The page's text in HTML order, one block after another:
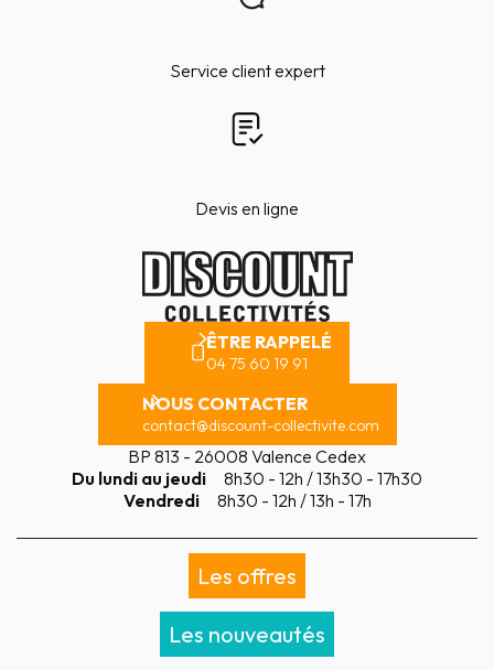
Service client expert
Devis en ligne
ÊTRE RAPPELÉ
04 75 60 19 91
NOUS CONTACTER
contact@discount-collectivite.com
BP 813 - 26008 Valence Cedex
Du lundi au jeudi
8h30 - 12h / 13h30 - 17h30
Vendredi
8h30 - 12h / 13h - 17h
Les offres
Les nouveautés